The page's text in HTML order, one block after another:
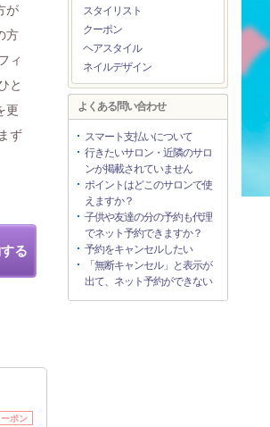
が
方
ィ
と
更
ず
る
ポン
スタイリスト
クーポン
ヘアスタイル
ネイルデザイン
よくある問い合わせ
スマート支払いについて
行きたいサロン・近隣のサロ
ンが掲載されていません
ポイントはどこのサロンで使
えますか？
子供や友達の分の予約も代理
でネット予約できますか？
予約をキャンセルしたい
「無断キャンセル」と表示が
出て、ネット予約ができない